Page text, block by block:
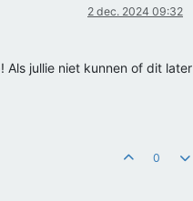
2 dec. 2024 09:32
Als jullie niet kunnen of dit later
0